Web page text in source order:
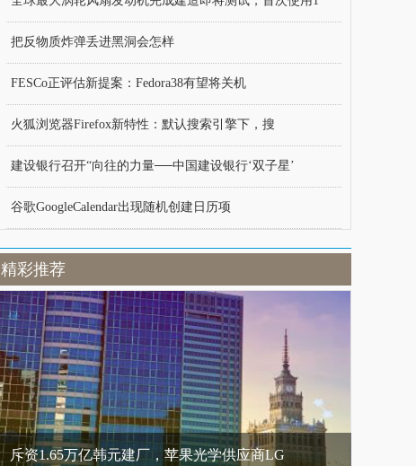
把反物质炸弹丢进黑洞会怎样
FESCo正评估新提案：Fedora38有望将关机
火狐浏览器Firefox新特性：默认搜索引擎下，搜
建设银行召开“向往的力量──中国建设银行‘双子星’
谷歌GoogleCalendar出现随机创建日历项
精彩推荐
斥资1.65万亿韩元建厂，苹果光学供应商LG